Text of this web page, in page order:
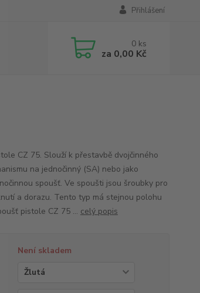
Přihlášení
0 ks
za 0,00 Kč
CZ 75. Slouží k přestavbě dvojčinného
na jednočinný (SA) nebo jako
spoušť. Ve spoušti jsou šroubky pro
a dorazu. Tento typ má stejnou polohu
pistole CZ 75 ... celý popis
Není skladem